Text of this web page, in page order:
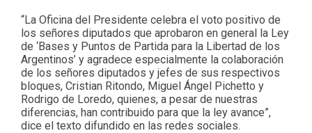
“La Oficina del Presidente celebra el voto positivo de
los señores diputados que aprobaron en general la Ley
de ‘Bases y Puntos de Partida para la Libertad de los
Argentinos’ y agradece especialmente la colaboración
de los señores diputados y jefes de sus respectivos
bloques, Cristian Ritondo, Miguel Ángel Pichetto y
Rodrigo de Loredo, quienes, a pesar de nuestras
diferencias, han contribuido para que la ley avance”,
dice el texto difundido en las redes sociales.